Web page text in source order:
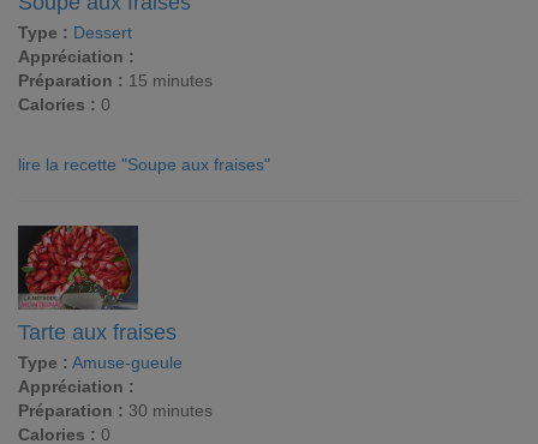
Type : Dessert
Appréciation :
Préparation : 15 minutes
Calories : 0
lire la recette "Soupe aux fraises"
Tarte aux fraises
Type : Amuse-gueule
Appréciation :
Préparation : 30 minutes
Calories : 0